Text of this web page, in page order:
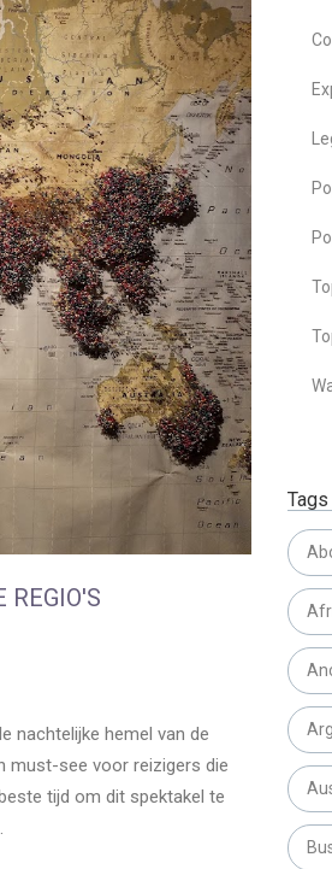
REGIO'S
nachtelijke hemel van de
must-see voor reizigers die
tijd om dit spektakel te
Tags